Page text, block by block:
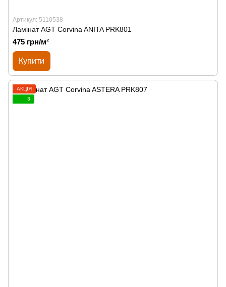
Артикул: 5110538
Ламінат AGT Corvina ANITA PRK801
475 грн/м²
Купити
АКЦІЯ
3